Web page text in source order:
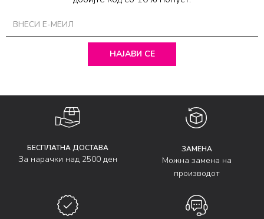
НАЈАВИ СЕ
БЕСПЛАТНА ДОСТАВА
За нарачки над 2500 ден
ЗАМЕНА
Можна замена на
производот